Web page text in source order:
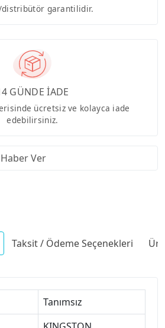
garantilidir.
GÜNDE İADE
ücretsiz ve kolayca iade
edebilirsiniz.
Ver
Taksit / Ödeme Seçenekleri
Tanımsız